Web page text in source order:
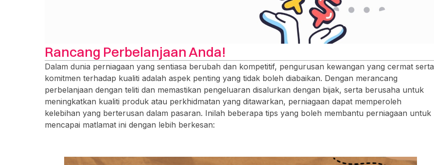
Rancang Perbelanjaan Anda!
Dalam dunia perniagaan yang sentiasa berubah dan kompetitif, pengurusan kewangan yang cermat serta
komitmen terhadap kualiti adalah aspek penting yang tidak boleh diabaikan. Dengan merancang
perbelanjaan dengan teliti dan memastikan pengeluaran disalurkan dengan bijak, serta berusaha untuk
meningkatkan kualiti produk atau perkhidmatan yang ditawarkan, perniagaan dapat memperoleh
kelebihan yang berterusan dalam pasaran. Inilah beberapa tips yang boleh membantu perniagaan untuk
mencapai matlamat ini dengan lebih berkesan: